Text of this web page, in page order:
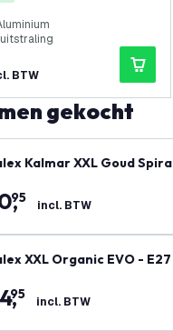
BTW
gekocht
Kalmar XXL Goud
,
95 incl. BTW
XXL Organic EVO -
,
95 incl. BTW